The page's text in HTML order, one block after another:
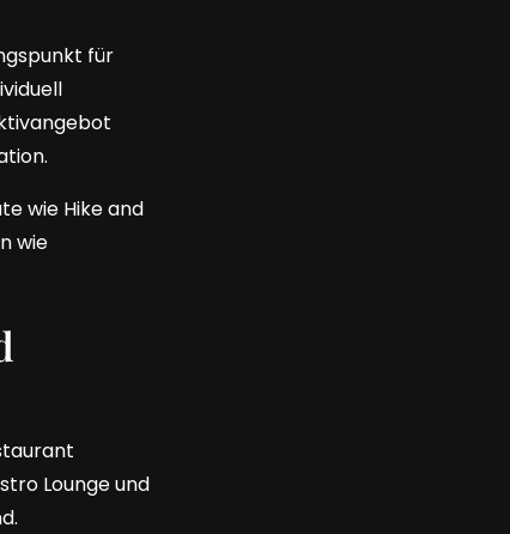
für
wie Hike and
wie
Lounge und